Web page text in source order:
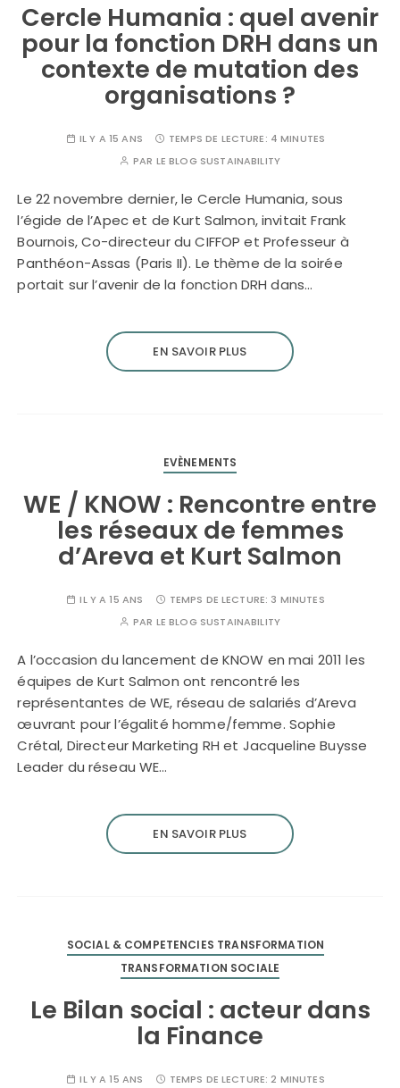
Cercle Humania : quel avenir
pour la fonction DRH dans un
contexte de mutation des
organisations ?
IL Y A 15 ANS TEMPS DE LECTURE: 4 MINUTES
PAR LE BLOG SUSTAINABILITY
Le 22 novembre dernier, le Cercle Humania, sous
l’égide de l’Apec et de Kurt Salmon, invitait Frank
Bournois, Co-directeur du CIFFOP et Professeur à
Panthéon-Assas (Paris II). Le thème de la soirée
portait sur l’avenir de la fonction DRH dans…
EN SAVOIR PLUS
EVÈNEMENTS
WE / KNOW : Rencontre entre
les réseaux de femmes
d’Areva et Kurt Salmon
IL Y A 15 ANS TEMPS DE LECTURE: 3 MINUTES
PAR LE BLOG SUSTAINABILITY
A l’occasion du lancement de KNOW en mai 2011 les
équipes de Kurt Salmon ont rencontré les
représentantes de WE, réseau de salariés d’Areva
œuvrant pour l’égalité homme/femme. Sophie
Crétal, Directeur Marketing RH et Jacqueline Buysse
Leader du réseau WE…
EN SAVOIR PLUS
SOCIAL & COMPETENCIES TRANSFORMATION
TRANSFORMATION SOCIALE
Le Bilan social : acteur dans
la Finance
IL Y A 15 ANS TEMPS DE LECTURE:2 MINUTES